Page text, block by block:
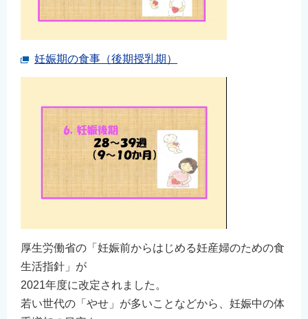
妊娠期の食事（後期授乳期）
厚生労働省の「妊娠前からはじめる妊産婦のための食
生活指針」が
2021年度に改定されました。
若い世代の「やせ」が多いことなどから、妊娠中の体